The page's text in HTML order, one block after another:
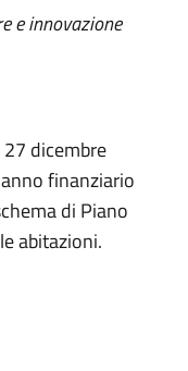
e innovazione
dicembre
finanziario
di Piano
abitazioni.